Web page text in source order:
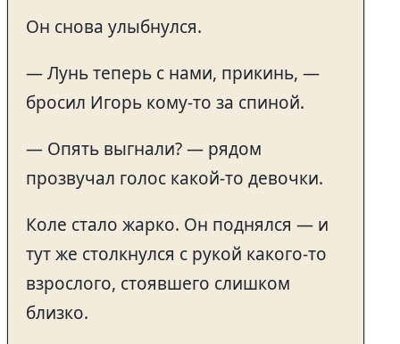
Он снова улыбнулся.
— Лунь теперь с нами, прикинь, —
бросил Игорь кому-то за спиной.
— Опять выгнали? — рядом
прозвучал голос какой-то девочки.
Коле стало жарко. Он поднялся — и
тут же столкнулся с рукой какого-то
взрослого, стоявшего слишком
близко.